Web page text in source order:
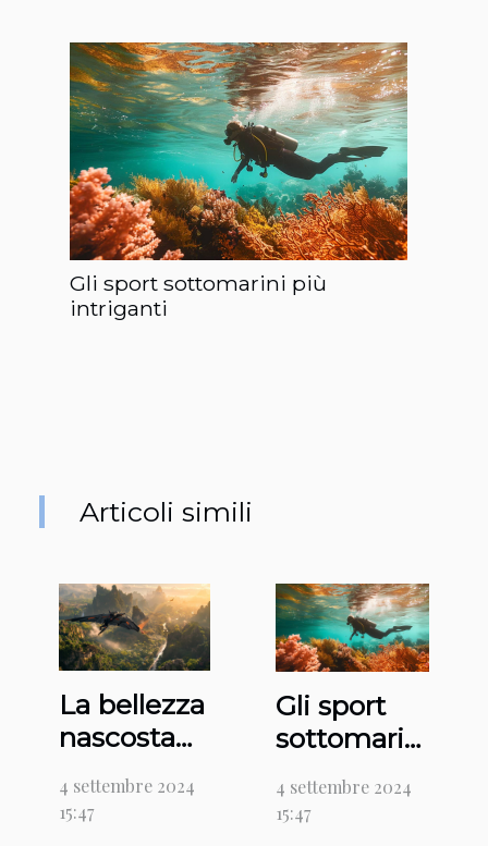
Gli sport sottomarini più
intriganti
Articoli simili
La bellezza
nascosta
wingsuit
4 settembre 2024
15:47
Gli sport
sottomarini
intriganti
4 settembre 2024
15:47